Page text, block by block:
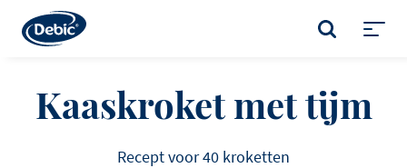
main
ZOEKEN
Kaaskroket met tijm
Recept voor 40 kroketten